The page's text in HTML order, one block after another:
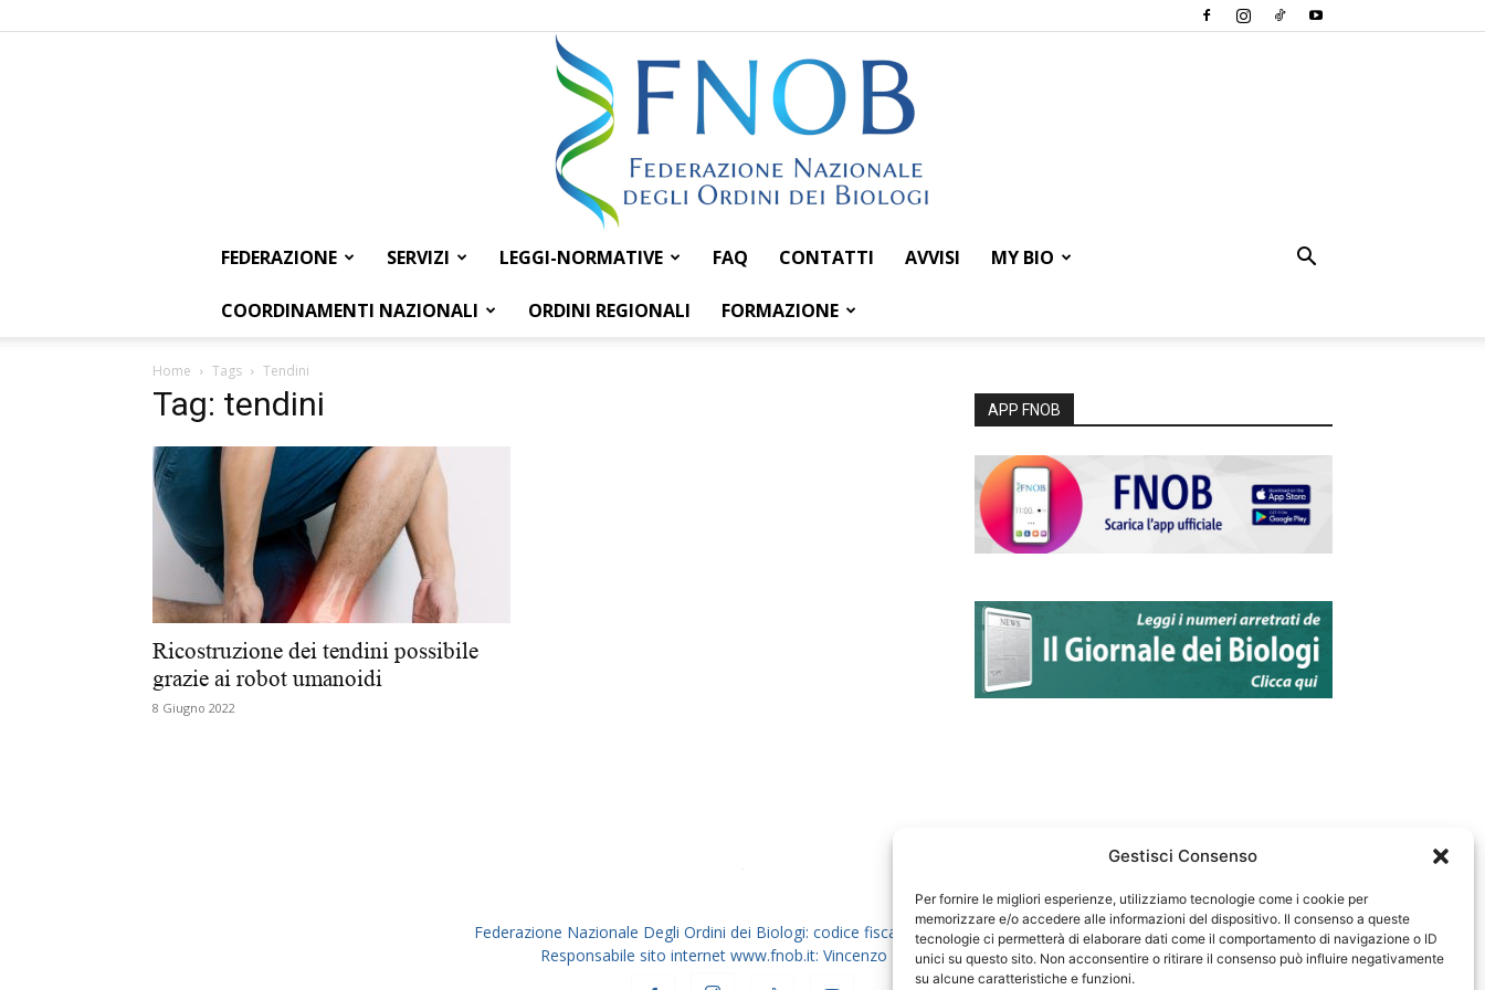
Gestisci Consenso
Per fornire le migliori esperienze, utilizziamo tecnologie come i cookie per
memorizzare e/o accedere alle informazioni del dispositivo. Il consenso a queste
tecnologie ci permetterà di elaborare dati come il comportamento di navigazione o ID
unici su questo sito. Non acconsentire o ritirare il consenso può influire negativamente
su alcune caratteristiche e funzioni.
Federazione
dei
FEDERAZIONE SERVIZI LEGGI-NORMATIVE FAQ CONTATTI AVVISI MY BIO
COORDINAMENTI NAZIONALI ORDINI REGIONALI FORMAZIONE
Home Tags Tendini
Tag: tendini
Ricostruzione dei tendini possibile
grazie ai robot umanoidi
8 Giugno 2022
APP FNOB
Federazione Nazionale Degli Ordini dei Biologi: codice fiscale 80069130583
Responsabile sito internet www.fnob.it: Vincenzo D'Anna